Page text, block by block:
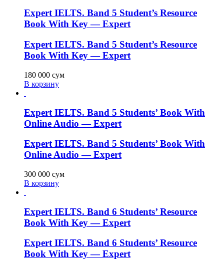
Expert IELTS. Band 5 Student’s Resource
Book With Key — Expert
Expert IELTS. Band 5 Student’s Resource
Book With Key — Expert
180 000 сум
В корзину
Expert IELTS. Band 5 Students’ Book With
Online Audio — Expert
Expert IELTS. Band 5 Students’ Book With
Online Audio — Expert
300 000 сум
В корзину
Expert IELTS. Band 6 Students’ Resource
Book With Key — Expert
Expert IELTS. Band 6 Students’ Resource
Book With Key — Expert